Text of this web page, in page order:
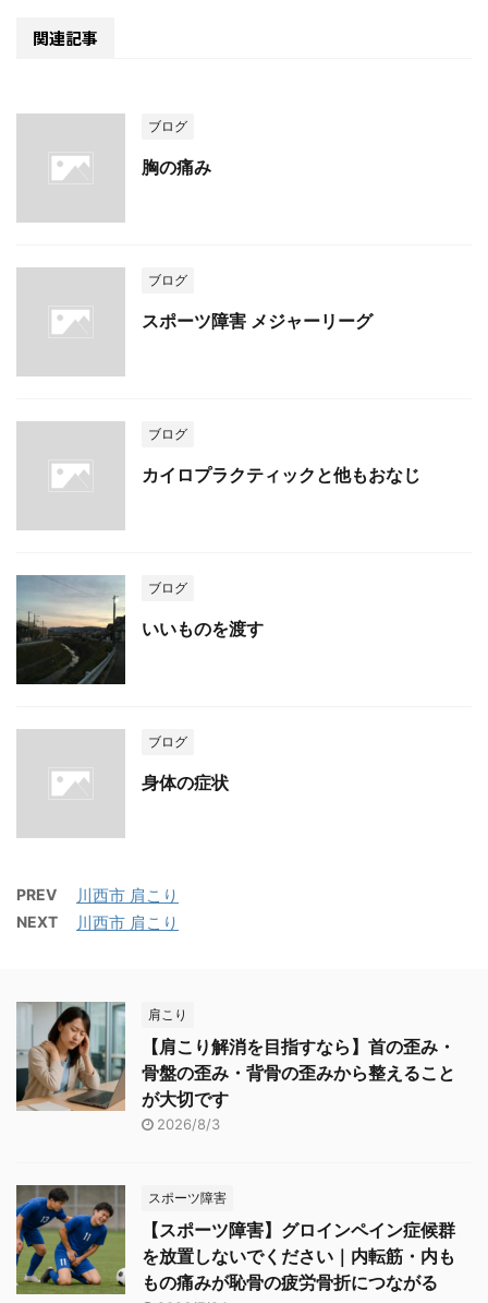
関連記事
ブログ
胸の痛み
ブログ
スポーツ障害 メジャーリーグ
ブログ
カイロプラクティックと他もおなじ
ブログ
いいものを渡す
ブログ
身体の症状
PREV 川西市 肩こり
NEXT 川西市 肩こり
肩こり
【肩こり解消を目指すなら】首の歪み・
骨盤の歪み・背骨の歪みから整えること
が大切です
2026/8/3
スポーツ障害
【スポーツ障害】グロインペイン症候群
を放置しないでください｜内転筋・内も
もの痛みが恥骨の疲労骨折につながる